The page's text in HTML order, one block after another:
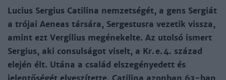
Lucius Sergius Catilina nemzetségét, a gens Sergiát
a trójai Aeneas társára, Sergestusra vezetik vissza,
amint ezt Vergilius megénekelte. Az utolsó ismert
Sergius, aki consulságot viselt, a Kr. e. 4. század
elején élt. Utána a család elszegényedett és